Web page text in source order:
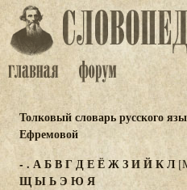
Толковый словарь русского
Ефремовой
- . АБВГДЕЁЖЗИЙКЛ
ЩЫЬЭ ЮЯ